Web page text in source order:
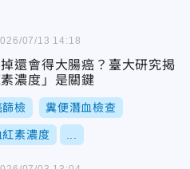
還會得大腸癌？臺大研究揭
素濃度」是關鍵
篩檢 糞便潛血檢查
素濃度
07/13 14:18